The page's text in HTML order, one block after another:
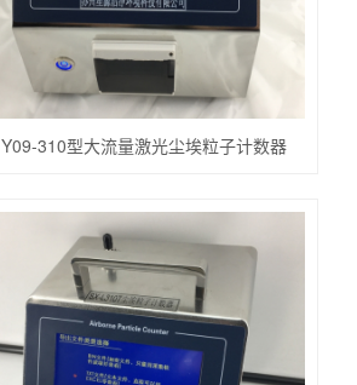
Y09-310型大流量激光尘埃粒子计数器